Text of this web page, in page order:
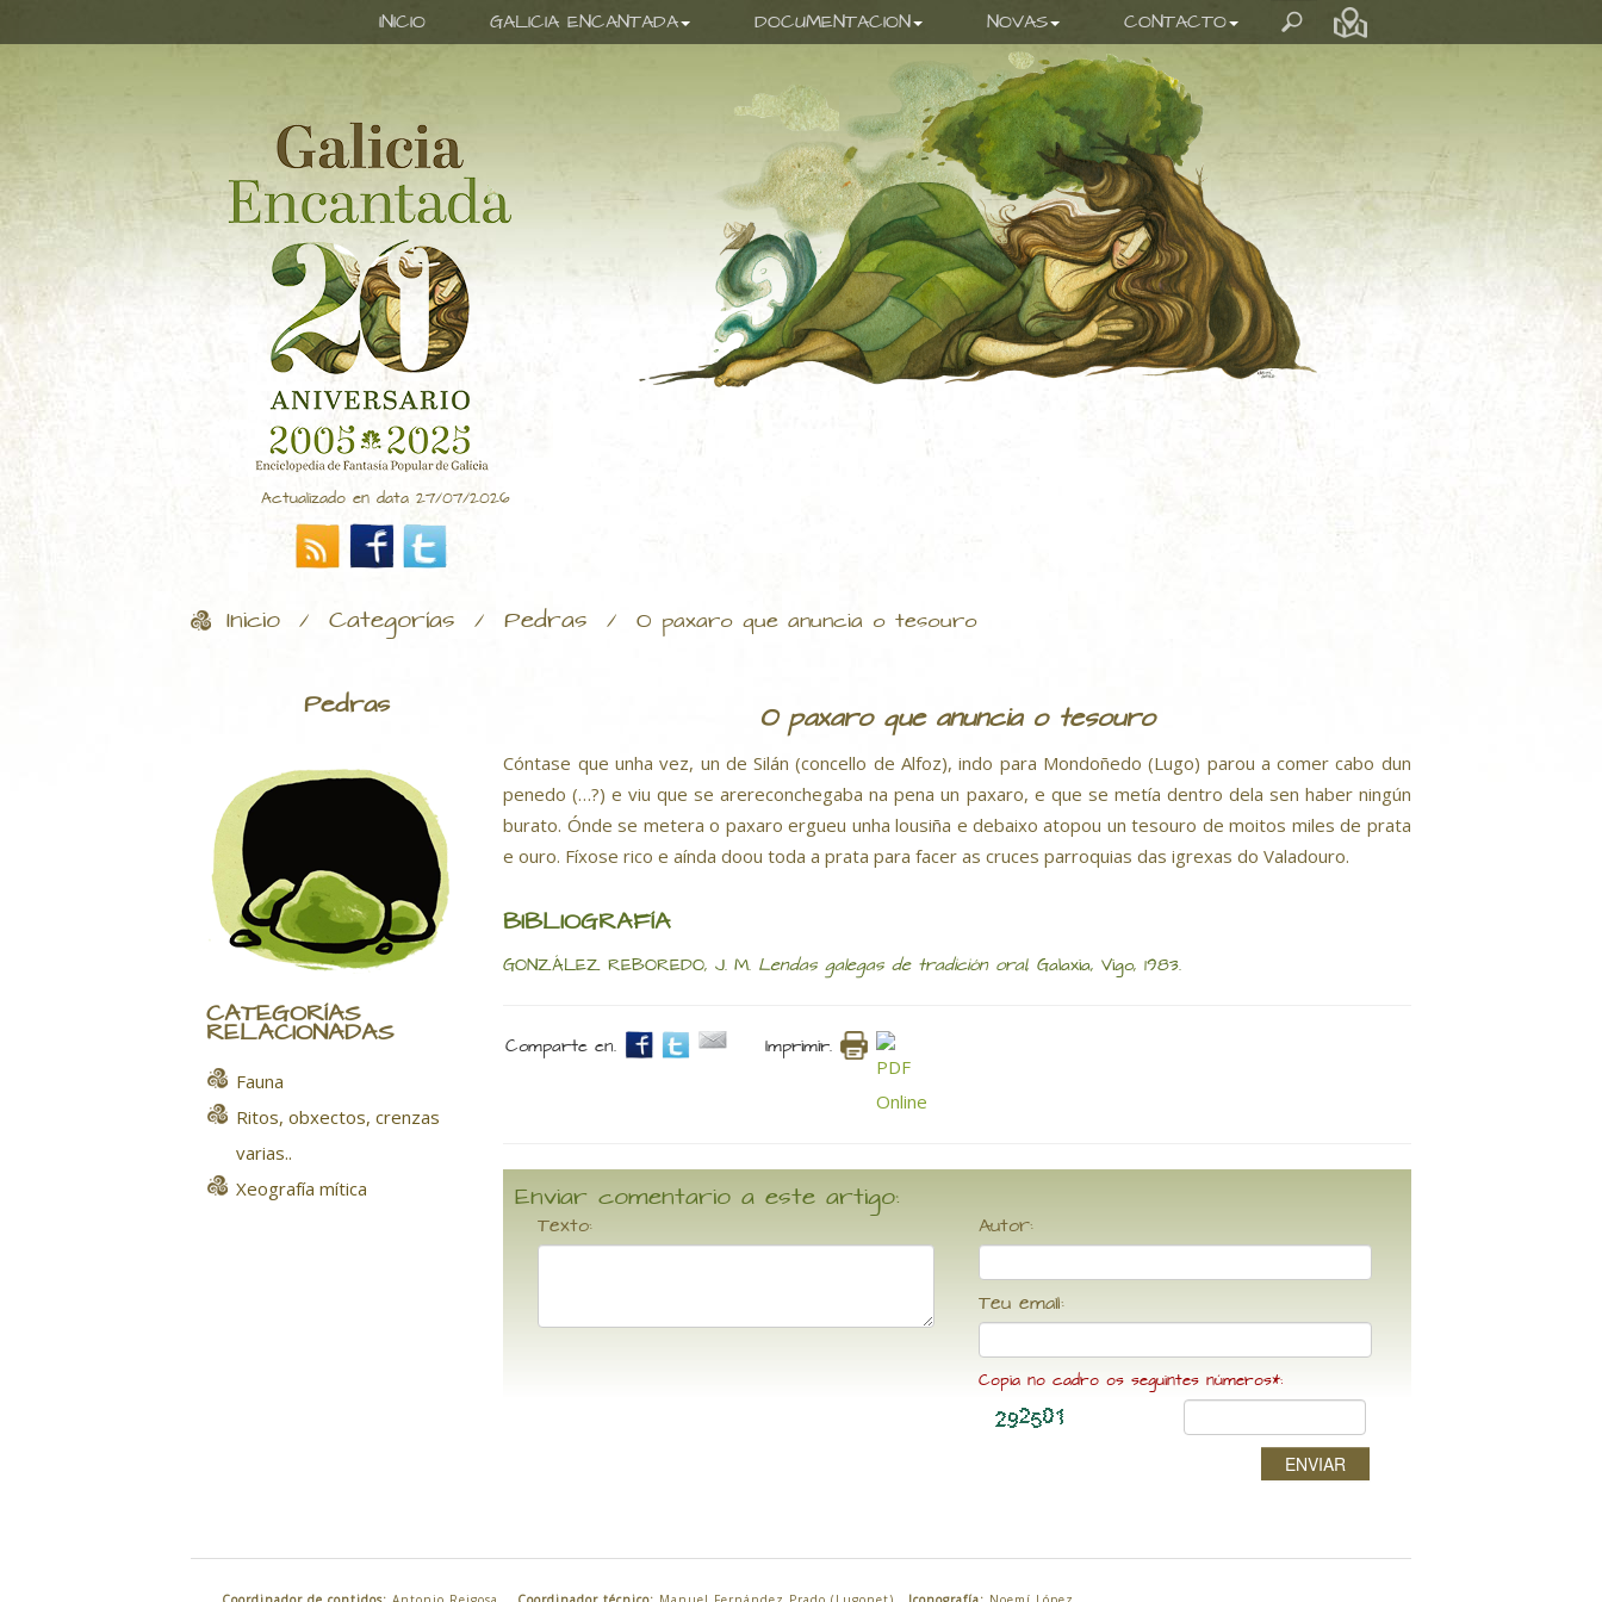
INICIO GALICIA ENCANTADA DOCUMENTACION NOVAS CONTACTO
Actualizado en data 27/07/2026
Inicio / Categorías / Pedras / O paxaro que anuncia o tesouro
Pedras
CATEGORÍAS
RELACIONADAS
Fauna
Ritos, obxectos, crenzas
varias..
Xeografía mítica
O paxaro que anuncia o tesouro
Cóntase que unha vez, un de Silán (concello de Alfoz), indo para Mondoñedo (Lugo) parou a comer cabo dun
penedo (…?) e viu que se arereconchegaba na pena un paxaro, e que se metía dentro dela sen haber ningún
burato. Ónde se metera o paxaro ergueu unha lousiña e debaixo atopou un tesouro de moitos miles de prata
e ouro. Fíxose rico e aínda doou toda a prata para facer as cruces parroquias das igrexas do Valadouro.
BIBLIOGRAFÍA
GONZÁLEZ REBOREDO, J. M. Lendas galegas de tradición oral, Galaxia, Vigo, 1983.
Comparte en. Imprimir.
Enviar comentario a este artigo:
Texto: Autor:
Teu email:
Copia no cadro os seguintes números*:
ENVIAR